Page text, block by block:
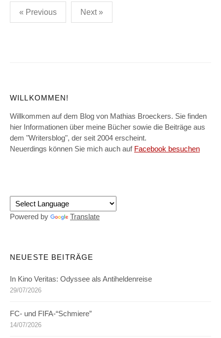
Posts
pagination
« Previous Next »
WILLKOMMEN!
Willkommen auf dem Blog von Mathias Broeckers. Sie finden
hier Informationen über meine Bücher sowie die Beiträge aus
dem "Writersblog", der seit 2004 erscheint.
Neuerdings können Sie mich auch auf Facebook besuchen
Powered by Translate
NEUESTE BEITRÄGE
In Kino Veritas: Odyssee als Antiheldenreise
29/07/2026
FC- und FIFA-“Schmiere”
14/07/2026